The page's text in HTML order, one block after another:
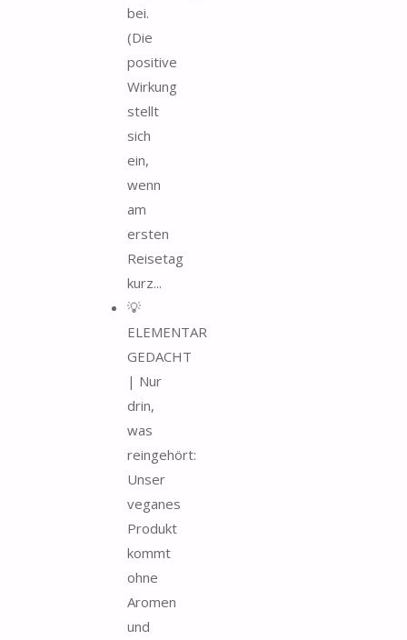
bei.
(Die
positive
Wirkung
stellt
sich
ein,
wenn
am
ersten
Reisetag
kurz...
💡
ELEMENTAR
GEDACHT
| Nur
drin,
was
reingehört:
Unser
veganes
Produkt
kommt
ohne
Aromen
und